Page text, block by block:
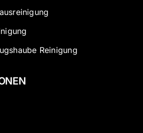
Reinigung